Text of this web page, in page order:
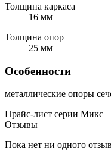
Толщина каркаса
16 мм
Толщина опор
25 мм
Особенности
металлические опоры
Прайс-лист серии Микс
Отзывы
Пока нет ни одного